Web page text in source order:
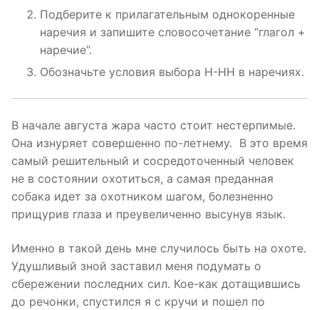
Подберите к прилагательным однокоренные
наречия и запишите словосочетание “глагол +
наречие”.
Обозначьте условия выбора Н-НН в наречиях.
В начале августа жара часто стоит нестерпимые.
Она изнуряет совершенно по-летнему. В это время
самый решительный и сосредоточенный человек
не в состоянии охотиться, а самая преданная
собака идет за охотником шагом, болезненно
прищурив глаза и преувеличенно высунув язык.
Именно в такой день мне случилось быть на охоте.
Удушливый зной заставил меня подумать о
сбережении последних сил. Кое-как дотащившись
до речонки, спустился я с кручи и пошел по